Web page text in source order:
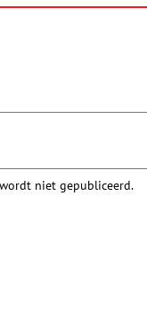
niet gepubliceerd.